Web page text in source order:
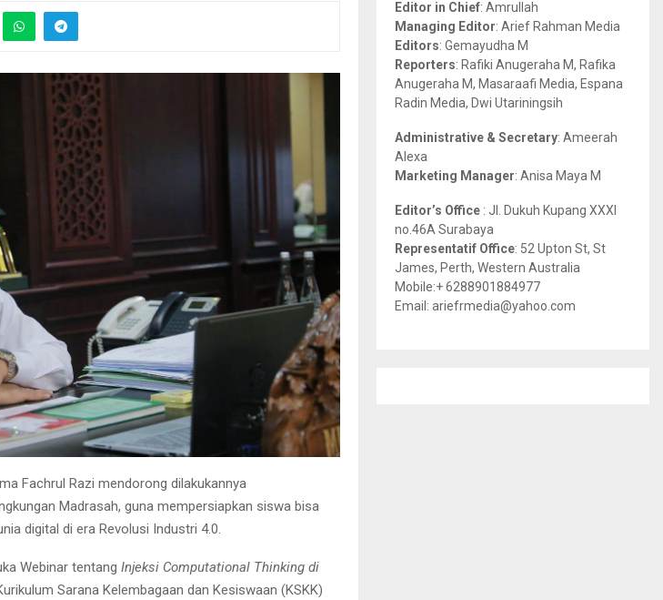
Fachrul Razi mendorong dilakukannya
Madrasah, guna mempersiapkan siswa bisa
digital di era Revolusi Industri 4.0.
Webinar tentang Injeksi Computational Thinking di
Sarana Kelembagaan dan Kesiswaan (KSKK)
r
:
R
H
Editor in Chief: Amrullah
Managing Editor: Arief Rahman Media
Editors: Gemayudha M
Reporters: Rafiki Anugeraha M, Rafika
Anugeraha M, Masaraafi Media, Espana
Radin Media, Dwi Utariningsih
Administrative & Secretary: Ameerah
Alexa
Marketing Manager: Anisa Maya M
Editor’s Office : Jl. Dukuh Kupang XXXI
no.46A Surabaya
Representatif Office: 52 Upton St, St
James, Perth, Western Australia
Mobile:+ 6288901884977
Email: ariefrmedia@yahoo.com